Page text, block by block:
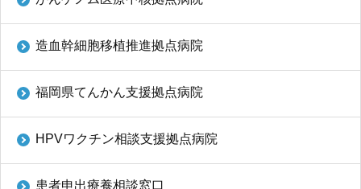
造血幹細胞移植推進拠点病院
福岡県てんかん支援拠点病院
HPVワクチン相談支援拠点病院
患者申出療養相談窓口